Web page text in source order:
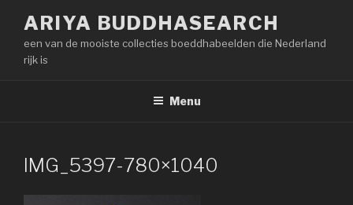
inhoud
springen
ARIYA BUDDHASEARCH
een van de mooiste collecties boeddhabeelden die Nederland
rijk is
Menu
IMG_5397-780×1040